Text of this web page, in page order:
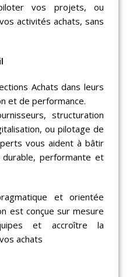
vos projets, ou
activités achats, sans
Achats dans leurs
et de performance.
structuration
ou pilotage de
vous aident à bâtir
durable, performante et
et orientée
est conçue sur mesure
et accroître la
achats